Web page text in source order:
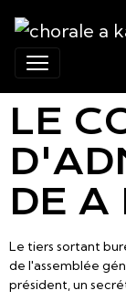
LE
DE A
Le tiers sortant
de l'assemblée
président, un